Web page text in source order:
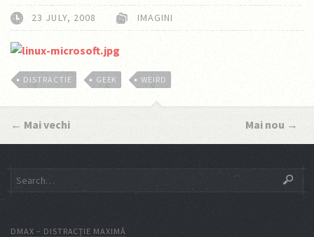
23 JULY, 2008 IMAGINI
DISTRACTIE GEEK WEIRD
← Mai vechi Mai nou →
DMAX – DISTRACŢIE MAXIMĂ